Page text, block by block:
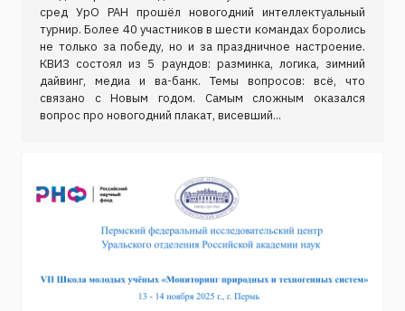
сред УрО РАН прошёл новогодний интеллектуальный
турнир. Более 40 участников в шести командах боролись
не только за победу, но и за праздничное настроение.
КВИЗ состоял из 5 раундов: разминка, логика, зимний
дайвинг, медиа и ва-банк. Темы вопросов: всё, что
связано с Новым годом. Самым сложным оказался
вопрос про новогодний плакат, висевший...